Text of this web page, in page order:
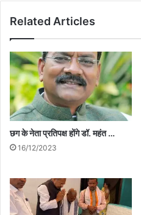
Related Articles
छग के नेता प्रतिपक्ष होंगे डॉ. महंत …
16/12/2023